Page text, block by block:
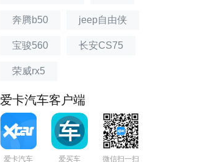
奔腾b50 jeep自由侠
宝骏560 长安CS75
荣威rx5
爱卡汽车客户端
爱卡汽车 爱买车 微信扫一扫